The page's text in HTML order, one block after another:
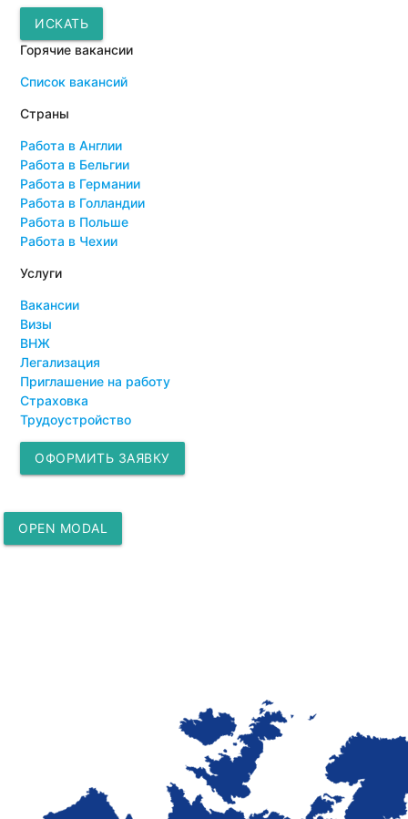
ИСКАТЬ
Горячие вакансии
Список вакансий
Страны
Работа в Англии
Работа в Бельгии
Работа в Германии
Работа в Голландии
Работа в Польше
Работа в Чехии
Услуги
Вакансии
Визы
ВНЖ
Легализация
Приглашение на работу
Страховка
Трудоустройство
ОФОРМИТЬ ЗАЯВКУ
OPEN MODAL